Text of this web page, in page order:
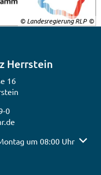
© Landesregierung RLP
Herrstein
16
0
Schließzeiten
um 08:00 Uhr